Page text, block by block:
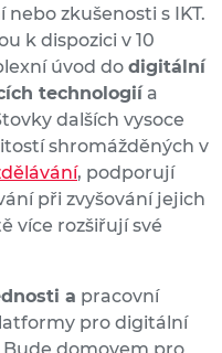
zkušenosti s IKT.
k dispozici v 10
úvod do digitální
technologiía
dalších vysoce
shromážděných v
, podporují
při zvyšování jejich
více rozšiřují své
a pracovní
pro digitální